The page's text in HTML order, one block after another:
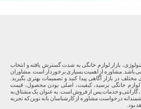
بازار لوازم خانگی به شدت گسترش یافته و انتخاب
مشاوره از اهمیت بسیاری برخوردار است. مشاوران
در بازار آگاهی پیدا کنید و تصمیمات بهتری بگیرید.
لوازم خانگی برسید، کیفیت، اصلی بودن محصول، قیمت
گارانتی و خدمات پس از فروش است. به عنوان یک مشتاق به
درخواست مشاوره از کارشناسان بانه نوین که تجربه
بود.